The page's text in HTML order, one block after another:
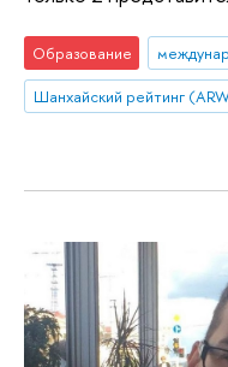
Образование
Шанхайский рейтинг